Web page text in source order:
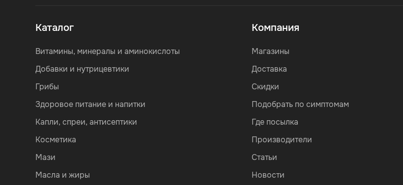
Каталог
Витамины, минералы и аминокислоты
Добавки и нутрицевтики
Грибы
Здоровое питание и напитки
Капли, спреи, антисептики
Косметика
Мази
Масла и жиры
Компания
Магазины
Доставка
Скидки
Подобрать по симптомам
Где посылка
Производители
Статьи
Новости